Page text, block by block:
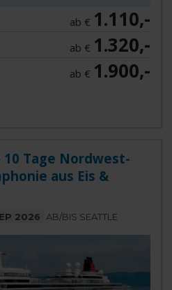
ab € 1.110,-
ab € 1.320,-
ab € 1.900,-
10 Tage Nordwest-
aus Eis &
2026 AB/BIS SEATTLE